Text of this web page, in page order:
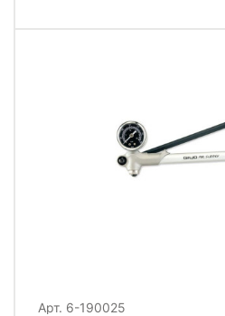
Арт. 6-190025